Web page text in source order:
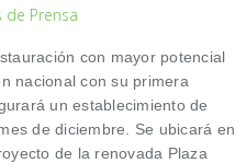
de Prensa
con mayor potencial
nacional con su primera
un establecimiento de
de diciembre. Se ubicará en
de la renovada Plaza